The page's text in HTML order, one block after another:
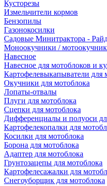
Кусторезы
Измельчители кормов
Бензопилы
Газонокосилки
Садовые Минитрактора -
Моноокучники /
Навесное
Навесное для мотоблоков и
Картофелевыкапыватели для
Окучники для мотоблока
Лопаты-отвалы
Плуги для мотоблока
Сцепки для мотоблока
Дифференциалы и полуоси
Картофелекопалки для
Косилки для мотоблока
Борона для мотоблока
Адаптер для мотоблока
Грунтозацепы для мотоблока
Картофелесажалки для
Снегоуборщик для мотоблока